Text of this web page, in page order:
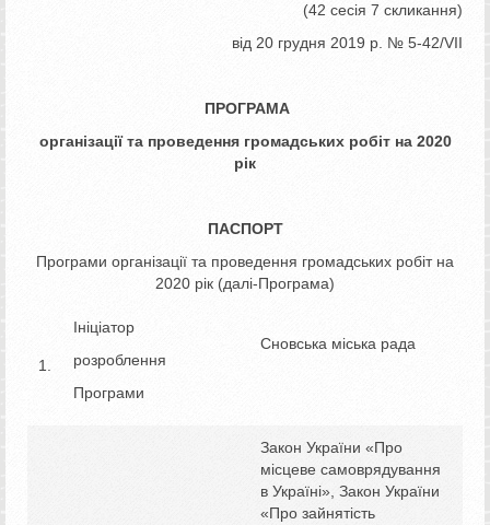
(42 сесія 7 скликання)
від 20 грудня 2019 р. № 5-42/VІІ
ПРОГРАМА
організації та проведення громадських робіт на 2020
рік
ПАСПОРТ
Програми організації та проведення громадських робіт на
2020 рік (далі-Програма)
1.
Ініціатор
розроблення
Програми
Сновська міська рада
Закон України «Про
місцеве самоврядування
в Україні», Закон України
«Про зайнятість